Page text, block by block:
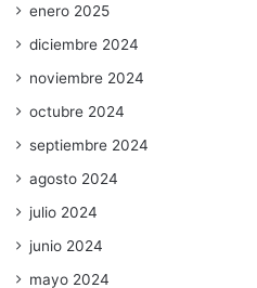
enero 2025
diciembre 2024
noviembre 2024
octubre 2024
septiembre 2024
agosto 2024
julio 2024
junio 2024
mayo 2024